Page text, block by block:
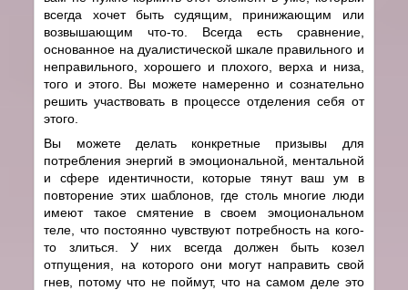
всегда хочет быть судящим, принижающим или
возвышающим что-то. Всегда есть сравнение,
основанное на дуалистической шкале правильного и
неправильного, хорошего и плохого, верха и низа,
того и этого. Вы можете намеренно и сознательно
решить участвовать в процессе отделения себя от
этого.
Вы можете делать конкретные призывы для
потребления энергий в эмоциональной, ментальной
и сфере идентичности, которые тянут ваш ум в
повторение этих шаблонов, где столь многие люди
имеют такое смятение в своем эмоциональном
теле, что постоянно чувствуют потребность на кого-
то злиться. У них всегда должен быть козел
отпущения, на которого они могут направить свой
гнев, потому что не поймут, что на самом деле это